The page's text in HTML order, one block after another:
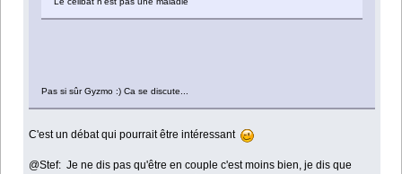
Pas si sûr Gyzmo :) Ca se discute...
C'est un débat qui pourrait être intéressant
@Stef: Je ne dis pas qu'être en couple c'est moins bien, je dis que